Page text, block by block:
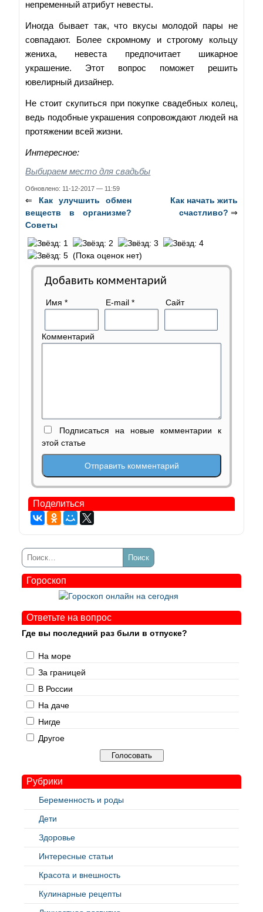
непременный атрибут невесты.
Иногда бывает так, что вкусы молодой пары не
совпадают. Более скромному и строгому кольцу
жениха, невеста предпочитает шикарное
украшение. Этот вопрос поможет решить
ювелирный дизайнер.
Не стоит скупиться при покупке свадебных колец,
ведь подобные украшения сопровождают людей на
протяжении всей жизни.
Интересное:
Выбираем место для свадьбы
Обновлено: 11-12-2017 — 11:59
⇐ Как улучшить обмен
веществ в организме?
Советы
Как начать жить
счастливо? ⇒
(Пока оценок нет)
Добавить комментарий
Имя* E-mail* Сайт
Комментарий
Подписаться на новые комментарии к
этой статье
Поделиться
Гороскоп
Ответьте на вопрос
Где вы последний раз были в отпуске?
На море
За границей
В России
На даче
Нигде
Другое
Рубрики
Беременность и роды
Дети
Здоровье
Интересные статьи
Красота и внешность
Кулинарные рецепты